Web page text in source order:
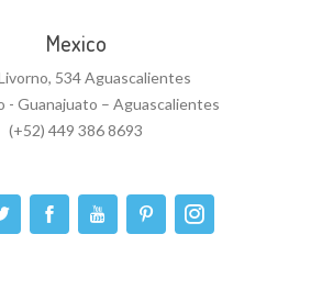
Mexico
534 Aguascalientes
- Guanajuato – Aguascalientes
(+52) 449 386 8693